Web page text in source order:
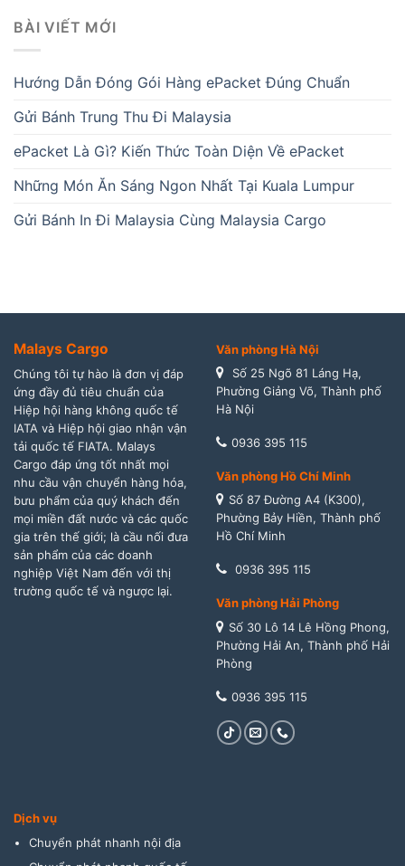
BÀI VIẾT MỚI
Hướng Dẫn Đóng Gói Hàng ePacket Đúng Chuẩn
Gửi Bánh Trung Thu Đi Malaysia
ePacket Là Gì? Kiến Thức Toàn Diện Về ePacket
Những Món Ăn Sáng Ngon Nhất Tại Kuala Lumpur
Gửi Bánh In Đi Malaysia Cùng Malaysia Cargo
Malays Cargo
Chúng tôi tự hào là đơn vị đáp
ứng đầy đủ tiêu chuẩn của
Hiệp hội hàng không quốc tế
IATA và Hiệp hội giao nhận vận
tải quốc tế FIATA. Malays
Cargo đáp ứng tốt nhất mọi
nhu cầu vận chuyển hàng hóa,
bưu phẩm của quý khách đến
mọi miền đất nước và các quốc
gia trên thế giới; là cầu nối đưa
sản phẩm của các doanh
nghiệp Việt Nam đến với thị
trường quốc tế và ngược lại.
Văn phòng Hà Nội
Số 25 Ngõ 81 Láng Hạ,
Phường Giảng Võ, Thành phố
Hà Nội
0936 395 115
Văn phòng Hồ Chí Minh
Số 87 Đường A4 (K300),
Phường Bảy Hiền, Thành phố
Hồ Chí Minh
0936 395 115
Văn phòng Hải Phòng
Số 30 Lô 14 Lê Hồng Phong,
Phường Hải An, Thành phố Hải
Phòng
0936 395 115
Dịch vụ
Chuyển phát nhanh nội địa